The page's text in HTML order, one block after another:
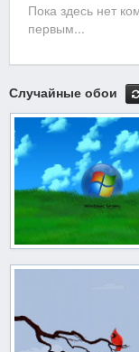
Пока здесь нет
первым...
Случайные обои